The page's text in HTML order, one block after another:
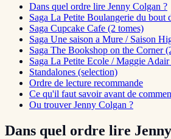
Dans quel ordre lire Jenny Colgan ?
Saga La Petite Boulangerie du bout
Saga Cupcake Cafe (2 tomes)
Saga Une saison a Mure / Saison
Saga The Bookshop on the Corner
Saga La Petite Ecole / Maggie
Standalones (selection)
Ordre de lecture recommande
Ce qu'il faut savoir avant de
Ou trouver Jenny Colgan ?
Dans quel ordre lire